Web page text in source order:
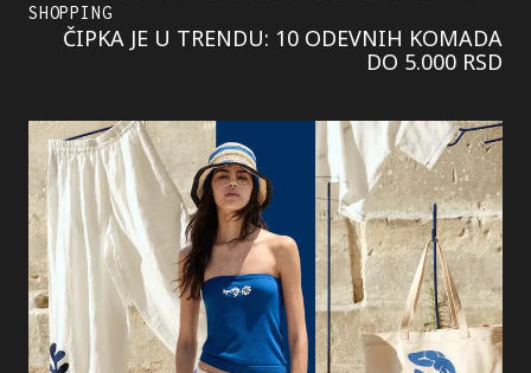
SHOPPING
ČIPKA JE U TRENDU: 10 ODEVNIH KOMADA
DO 5.000 RSD